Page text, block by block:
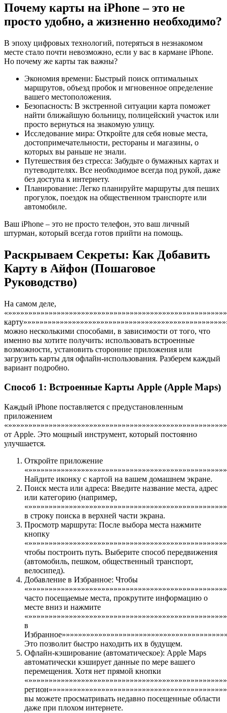
Почему карты на iPhone – это не
просто удобно, а жизненно необходимо?
В эпоху цифровых технологий, потеряться в незнакомом
месте стало почти невозможно, если у вас в кармане iPhone.
Но почему же карты так важны?
Экономия времени: Быстрый поиск оптимальных
маршрутов, объезд пробок и мгновенное определение
вашего местоположения.
Безопасность: В экстренной ситуации карта поможет
найти ближайшую больницу, полицейский участок или
просто вернуться на знакомую улицу.
Исследование мира: Откройте для себя новые места,
достопримечательности, рестораны и магазины, о
которых вы раньше не знали.
Путешествия без стресса: Забудьте о бумажных картах и
путеводителях. Все необходимое всегда под рукой, даже
без доступа к интернету.
Планирование: Легко планируйте маршруты для пеших
прогулок, поездок на общественном транспорте или
автомобиле.
Ваш iPhone – это не просто телефон, это ваш личный
штурман, который всегда готов прийти на помощь.
Раскрываем Секреты: Как Добавить
Карту в Айфон (Пошаговое
Руководство)
На самом деле,
можно несколькими способами, в зависимости от того, что
именно вы хотите получить: использовать встроенные
возможности, установить сторонние приложения или
загрузить карты для офлайн-использования. Разберем каждый
вариант подробно.
Способ 1: Встроенные Карты Apple (Apple Maps)
Каждый iPhone поставляется с предустановленным
приложением
от Apple. Это мощный инструмент, который постоянно
улучшается.
Откройте приложение
Найдите иконку с картой на вашем домашнем экране.
Поиск места или адреса: Введите название места, адрес
или категорию (например,
в строку поиска в верхней части экрана.
Просмотр маршрута: После выбора места нажмите
кнопку
чтобы построить путь. Выберите способ передвижения
(автомобиль, пешком, общественный транспорт,
велосипед).
Добавление в Избранное: Чтобы
часто посещаемые места, прокрутите информацию о
месте вниз и нажмите
в
Это позволит быстро находить их в будущем.
Офлайн-кэширование (автоматическое): Apple Maps
автоматически кэширует данные по мере вашего
перемещения. Хотя нет прямой кнопки
вы можете просматривать недавно посещенные области
даже при плохом интернете.